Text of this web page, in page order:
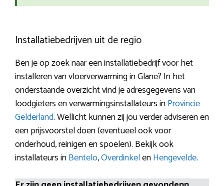
Installatiebedrijven uit de regio
Ben je op zoek naar een installatiebedrijf voor het
installeren van vloerverwarming in Glane? In het
onderstaande overzicht vind je adresgegevens van
loodgieters en verwarmingsinstallateurs inProvincie
Gelderland. Wellicht kunnen zij jou verder adviseren en
een prijsvoorstel doen (eventueel ook voor
onderhoud, reinigen en spoelen). Bekijk ook
installateurs inBentelo,OverdinkelenHengevelde.